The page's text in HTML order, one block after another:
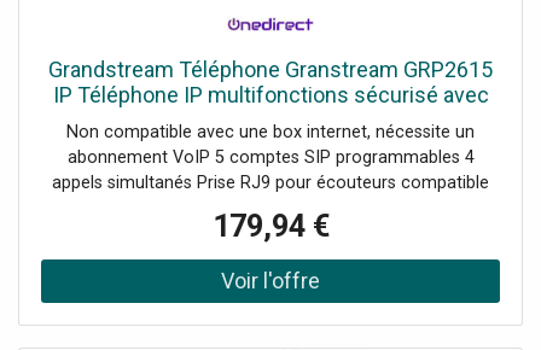
Grandstream Téléphone Granstream GRP2615
IP Téléphone IP multifonctions sécurisé avec
wifi
Non compatible avec une box internet, nécessite un
abonnement VoIP 5 comptes SIP programmables 4
appels simultanés Prise RJ9 pour écouteurs compatible
OPUS et G.722 Fonction de connection Wifi et bluetooth
V5 Écran LCD couleur 4.3" Protection de l'entreprise avec
démarrage et micrologiciel crypté Conférence à 3 et haut-
parleur mains libres 10 touches de lignes polyvalentes
179,94 €